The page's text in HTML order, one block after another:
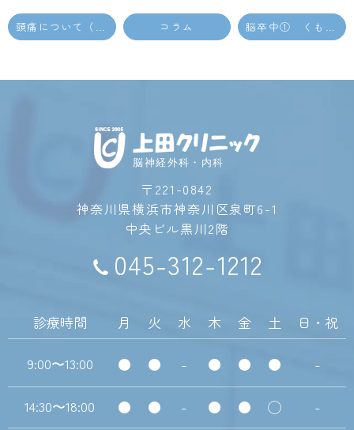
頭痛について（その①） コラム 脳卒中① くも膜下出血
脳神経外科・内科
〒221-0842
神奈川県横浜市神奈川区泉町6-1
中央ビル黒川2階
045-312-1212
診療時間 月 火 水 木 金 土 日・祝
9:00〜13:00 ● ● - ● ● ● -
14:30〜18:00 ● ● - ● ● ◯ -